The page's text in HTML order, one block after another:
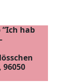
“Ich hab